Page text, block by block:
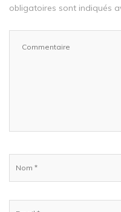
obligatoires sont indiqués